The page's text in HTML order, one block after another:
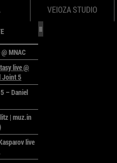
VEIOZA STUDIO
MNAC
live @
Joint 5
– Daniel
| muz.in
live